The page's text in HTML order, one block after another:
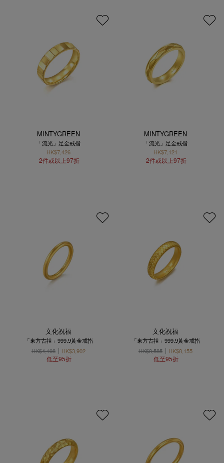
MINTYGREEN
「流光」足金戒指
HK$7,426
2件或以上97折
MINTYGREEN
「流光」足金戒指
HK$7,121
2件或以上97折
文化祝福
「東方古祖」999.9黃金戒指
HK$4,108
HK$3,902
低至95折
文化祝福
「東方古祖」999.9黃金戒指
HK$8,585
HK$8,155
低至95折